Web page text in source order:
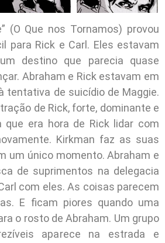
(O Que nos Tornamos) provou
para Rick e Carl. Eles estavam
destino que parecia quase
Abraham e Rick estavam em
tentativa de suicídio de Maggie.
de Rick, forte, dominante e
que era hora de Rick lidar com
Kirkman faz as suas
um único momento. Abraham e
de suprimentos na delegacia
com eles. As coisas parecem
E ficam piores quando uma
o rosto de Abraham. Um grupo
aparece na estrada e